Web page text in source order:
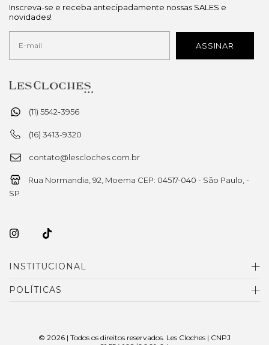
(11) 5542-3956
(16) 3413-9320
contato@lescloches.com.br
Rua Normandia, 92, Moema CEP: 04517-040 - São Paulo, -
SP
INSTITUCIONAL
POLÍTICAS
Inscreva-se e receba antecipadamente nossas SALES e
novidades!
© 2026 | Todos os direitos reservados. Les Cloches | CNPJ